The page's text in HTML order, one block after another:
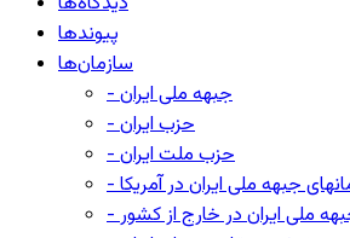
پیوندها
سازمان‌ها
- جبهه ملی ایران
- حزب ایران
- حزب ملت ایران
جبهه ملی ایران در آمریکا
ملی ایران در خارج از کشور